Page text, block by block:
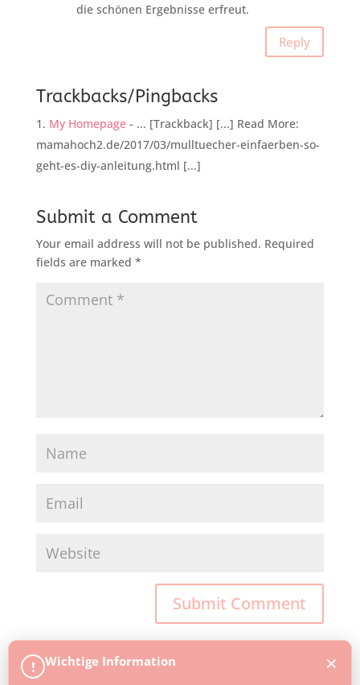
die schönen Ergebnisse erfreut.
Reply
Trackbacks/Pingbacks
My Homepage- ... [Trackback] [...] Read More:
mamahoch2.de/2017/03/mulltuecher-einfaerben-so-
geht-es-diy-anleitung.html [...]
Submit a Comment
Your email address will not be published. Required
fields are marked *
! Wichtige Information ×